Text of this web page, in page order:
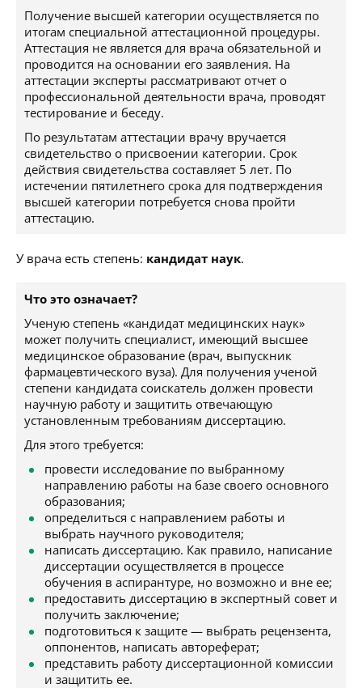
Получение высшей категории осуществляется по
итогам специальной аттестационной процедуры.
Аттестация не является для врача обязательной и
проводится на основании его заявления. На
аттестации эксперты рассматривают отчет о
профессиональной деятельности врача, проводят
тестирование и беседу.
По результатам аттестации врачу вручается
свидетельство о присвоении категории. Срок
действия свидетельства составляет 5 лет. По
истечении пятилетнего срока для подтверждения
высшей категории потребуется снова пройти
аттестацию.
У врача есть степень: кандидат наук.
Что это означает?
Ученую степень «кандидат медицинских наук»
может получить специалист, имеющий высшее
медицинское образование (врач, выпускник
фармацевтического вуза). Для получения ученой
степени кандидата соискатель должен провести
научную работу и защитить отвечающую
установленным требованиям диссертацию.
Для этого требуется:
провести исследование по выбранному
направлению работы на базе своего основного
образования;
определиться с направлением работы и
выбрать научного руководителя;
написать диссертацию. Как правило, написание
диссертации осуществляется в процессе
обучения в аспирантуре, но возможно и вне ее;
предоставить диссертацию в экспертный совет и
получить заключение;
подготовиться к защите — выбрать рецензента,
оппонентов, написать автореферат;
представить работу диссертационной комиссии
и защитить ее.